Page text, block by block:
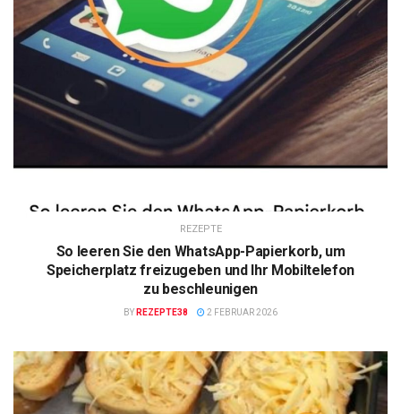
REZEPTE
So leeren Sie den WhatsApp-Papierkorb, um
Speicherplatz freizugeben und Ihr Mobiltelefon
zu beschleunigen
BY REZEPTE38 2 FEBRUAR 2026